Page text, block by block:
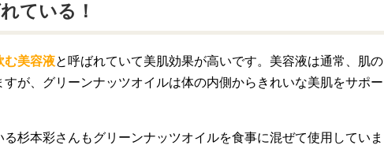
ている！
む美容液と呼ばれていて美肌効果が高いです。美容液は通常、肌の
が、グリーンナッツオイルは体の内側からきれいな美肌をサポー
杉本彩さんもグリーンナッツオイルを食事に混ぜて使用していま